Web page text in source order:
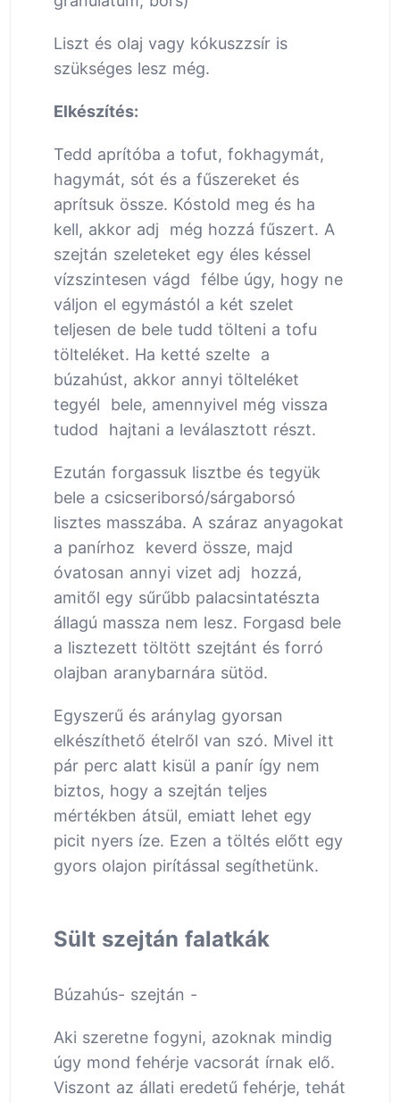
Liszt és olaj vagy kókuszzsír is
szükséges lesz még.
Elkészítés:
Tedd aprítóba a tofut, fokhagymát,
hagymát, sót és a fűszereket és
aprítsuk össze. Kóstold meg és ha
kell, akkor adj még hozzá fűszert. A
szejtán szeleteket egy éles késsel
vízszintesen vágd félbe úgy, hogy ne
váljon el egymástól a két szelet
teljesen de bele tudd tölteni a tofu
tölteléket. Ha ketté szelte a
búzahúst, akkor annyi tölteléket
tegyél bele, amennyivel még vissza
tudod hajtani a leválasztott részt.
Ezután forgassuk lisztbe és tegyük
bele a csicseriborsó/sárgaborsó
lisztes masszába. A száraz anyagokat
a panírhoz keverd össze, majd
óvatosan annyi vizet adj hozzá,
amitől egy sűrűbb palacsintatészta
állagú massza nem lesz. Forgasd bele
a lisztezett töltött szejtánt és forró
olajban aranybarnára sütöd.
Egyszerű és aránylag gyorsan
elkészíthető ételről van szó. Mivel itt
pár perc alatt kisül a panír így nem
biztos, hogy a szejtán teljes
mértékben átsül, emiatt lehet egy
picit nyers íze. Ezen a töltés előtt egy
gyors olajon pirítással segíthetünk.
Sült szejtán falatkák
Búzahús- szejtán -
Aki szeretne fogyni, azoknak mindig
úgy mond fehérje vacsorát írnak elő.
Viszont az állati eredetű fehérje, tehát